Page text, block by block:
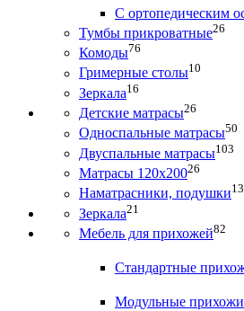
С ортопедическим
Тумбы прикроватные26
Комоды76
Гримерные столы10
Зеркала16
Детские матрасы26
Односпальные матрасы50
Двуспальные матрасы103
Матрасы 120х20026
Наматрасники, подушки13
Зеркала21
Мебель для прихожей82
Стандартные
Модульные